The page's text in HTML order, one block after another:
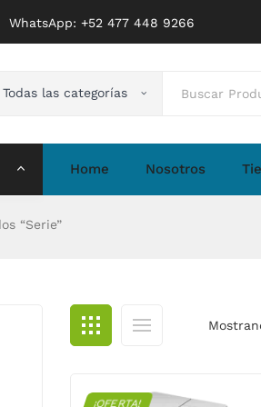
WhatsApp: ‪+52 477 448 9266
Todas las categorías
Home Nosotros
“Serie”
¡OFERTA!